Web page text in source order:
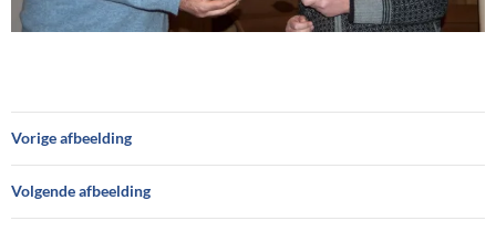
Vorige afbeelding
Volgende afbeelding